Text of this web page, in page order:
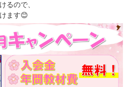
るので、
ます😊